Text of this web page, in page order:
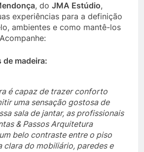
, do JMA Estúdio,
experiências para a definição
ambientes e como mantê-los
de madeira:
é capaz de trazer conforto
uma sensação gostosa de
sala de jantar, as profissionais
& Passos Arquitetura
belo contraste entre o piso
clara do mobiliário, paredes e